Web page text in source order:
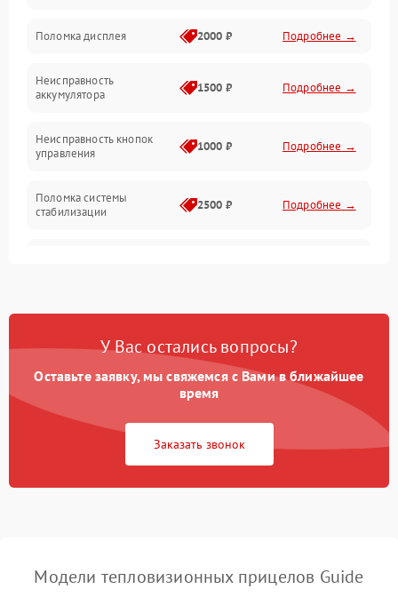
Поломка дисплея 2000 ₽ Подробнее →
Неисправность
аккумулятора
1500 ₽ Подробнее →
Неисправность кнопок
управления
1000 ₽ Подробнее →
Поломка системы
стабилизации
2500 ₽ Подробнее →
Неисправность системы
Поломка системы GPS 2000 ₽ Подробнее →
Повреждение системы
защиты от перегрузок
1500 ₽
автоматического
1500 ₽ Подробнее →
У Вас остались вопросы?
Оставьте заявку, мы свяжемся с Вами в ближайшее
время
Заказать звонок
Модели тепловизионных прицелов Guide